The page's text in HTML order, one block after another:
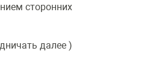
сторонних
далее )